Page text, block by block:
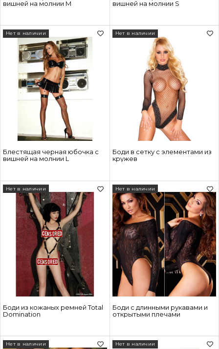
вишней на молнии M
вишней на молнии S
Блестящая черная юбочка с
вишней на молнии L
Нет в наличии
Боди в сетку с элементами из
кружев
Нет в наличии
Боди из кожаных ремней Total
Domination
Нет в наличии
Боди с длинными рукавами и
открытыми плечами
Нет в наличии
Нет в наличии Нет в наличии